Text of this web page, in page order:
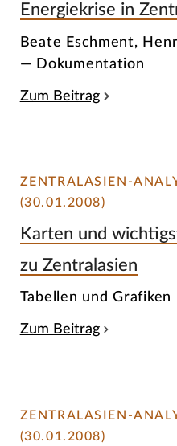
Energiekrise in
Beate Eschment,
— Dokumentation
Zum Beitrag
ZENTRALASIEN-
(30.01.2008)
Karten und
zu Zentralasien
Tabellen und Grafiken
Zum Beitrag
ZENTRALASIEN-
(30.01.2008)